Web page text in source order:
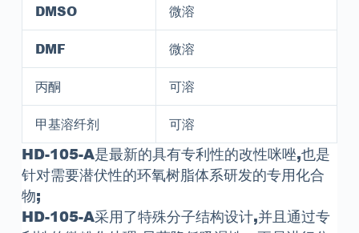
DMSO 微溶
DMF 微溶
丙酮 可溶
甲基溶纤剂 可溶
HD-105-A是最新的具有专利性的改性咪唑,也是
针对需要潜伏性的环氧树脂体系研发的专用化合
物;
HD-105-A采用了特殊分子结构设计,并且通过专